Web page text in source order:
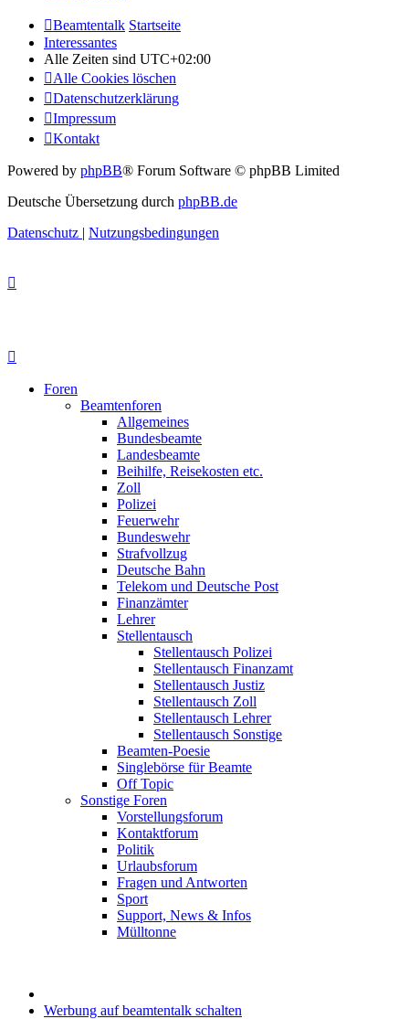
Beamtentalk Startseite
Interessantes
Alle Zeiten sind UTC+02:00
Alle Cookies löschen
Datenschutzerklärung
Impressum
Kontakt
Powered by phpBB® Forum Software © phpBB Limited
Deutsche Übersetzung durch phpBB.de
Datenschutz | Nutzungsbedingungen
Foren
Beamtenforen
Allgemeines
Bundesbeamte
Landesbeamte
Beihilfe, Reisekosten etc.
Zoll
Polizei
Feuerwehr
Bundeswehr
Strafvollzug
Deutsche Bahn
Telekom und Deutsche Post
Finanzämter
Lehrer
Stellentausch
Stellentausch Polizei
Stellentausch Finanzamt
Stellentausch Justiz
Stellentausch Zoll
Stellentausch Lehrer
Stellentausch Sonstige
Beamten-Poesie
Singlebörse für Beamte
Off Topic
Sonstige Foren
Vorstellungsforum
Kontaktforum
Politik
Urlaubsforum
Fragen und Antworten
Sport
Support, News & Infos
Mülltonne
Werbung auf beamtentalk schalten